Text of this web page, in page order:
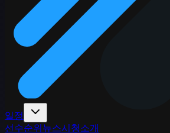
일정
선수순위뉴스시청소개